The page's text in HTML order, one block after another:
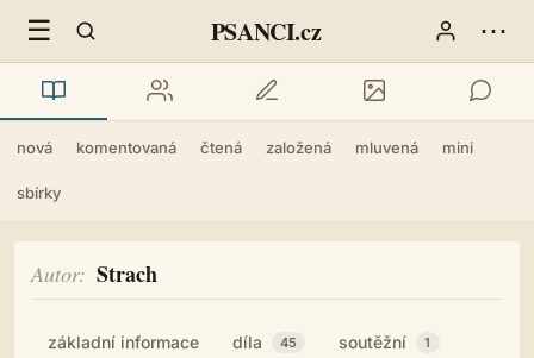
☰ PSANCI.cz ⋯
nová komentovaná čtená založená mluvená mini
sbírky
Autor Strach
základní informace díla 45 soutěžní 1